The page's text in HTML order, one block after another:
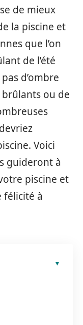
de mieux
la piscine et
que l’on
de l’été
d’ombre
brûlants ou de
Voici
guideront à
piscine et
félicité à